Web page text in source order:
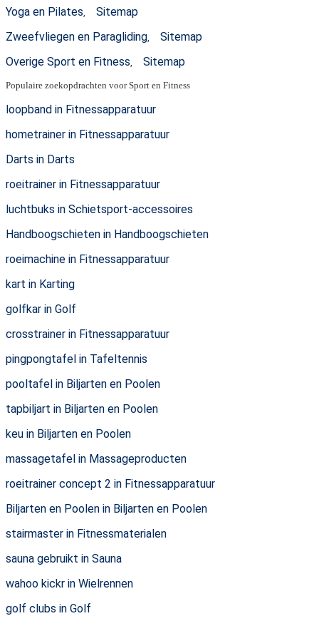
Yoga en Pilates,
Sitemap
Zweefvliegen en Paragliding,
Sitemap
Overige Sport en Fitness, Sitemap
Populaire zoekopdrachten voor Sport en Fitness
loopband in Fitnessapparatuur
hometrainer in Fitnessapparatuur
Darts in Darts
roeitrainer in Fitnessapparatuur
luchtbuks in Schietsport-accessoires
Handboogschieten in Handboogschieten
roeimachine in Fitnessapparatuur
kart in Karting
golfkar in Golf
crosstrainer in Fitnessapparatuur
pingpongtafel in Tafeltennis
pooltafel in Biljarten en Poolen
tapbiljart in Biljarten en Poolen
keu in Biljarten en Poolen
massagetafel in Massageproducten
roeitrainer concept 2 in Fitnessapparatuur
Biljarten en Poolen in Biljarten en Poolen
stairmaster in Fitnessmaterialen
sauna gebruikt in Sauna
wahoo kickr in Wielrennen
golf clubs in Golf